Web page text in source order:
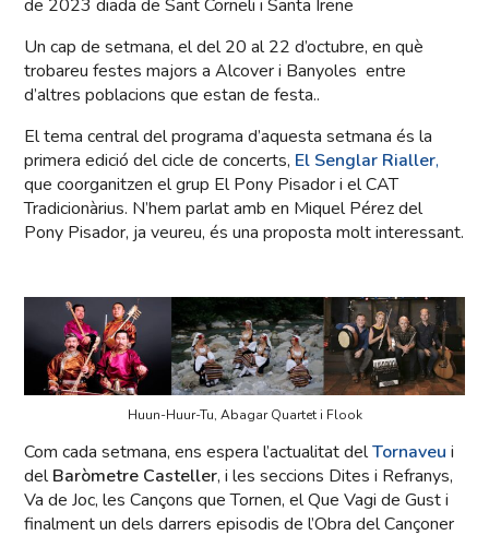
de 2023 diada de Sant Corneli i Santa Irene
Un cap de setmana, el del 20 al 22 d’octubre, en què
trobareu festes majors a Alcover i Banyoles entre
d’altres poblacions que estan de festa..
El tema central del programa d’aquesta setmana és la
primera edició del cicle de concerts, El Senglar Rialler,
que coorganitzen el grup El Pony Pisador i el CAT
Tradicionàrius. N’hem parlat amb en Miquel Pérez del
Pony Pisador, ja veureu, és una proposta molt interessant.
Huun-Huur-Tu, Abagar Quartet i Flook
Com cada setmana, ens espera l’actualitat delTornaveu i
delBaròmetre Casteller, i les seccions Dites i Refranys,
Va de Joc, les Cançons que Tornen, el Que Vagi de Gust i
finalment un dels darrers episodis de l’Obra del Cançoner